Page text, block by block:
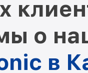
о
в